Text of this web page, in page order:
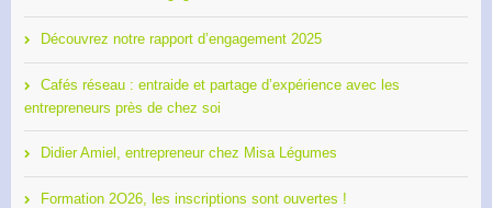
Découvrez notre rapport d’engagement 2025
Cafés réseau : entraide et partage d’expérience avec les
entrepreneurs près de chez soi
Didier Amiel, entrepreneur chez Misa Légumes
Formation 2O26, les inscriptions sont ouvertes !